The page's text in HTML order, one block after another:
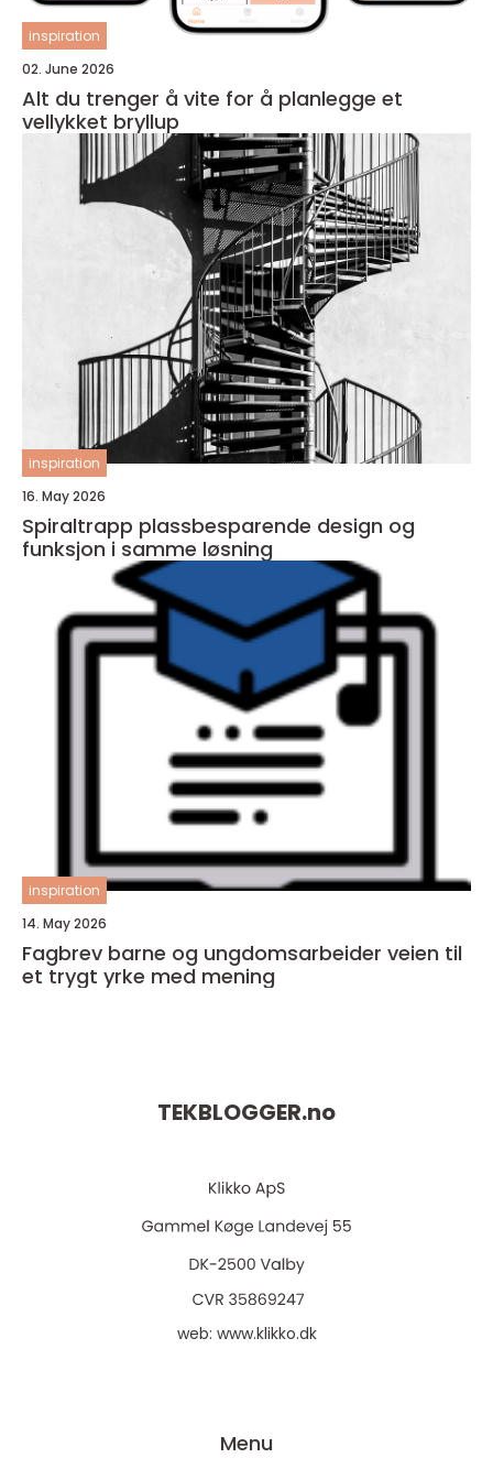
inspiration
02. June 2026
Alt du trenger å vite for å planlegge et
vellykket bryllup
inspiration
16. May 2026
Spiraltrapp plassbesparende design og
funksjon i samme løsning
inspiration
14. May 2026
Fagbrev barne og ungdomsarbeider veien til
et trygt yrke med mening
TEKBLOGGER.no
web: www.klikko.dk
Menu